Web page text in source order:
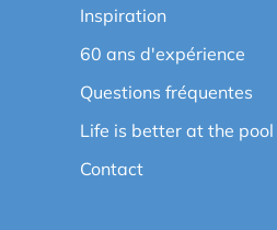
Inspiration
60 ans d'expérience
Questions fréquentes
Life is better at the pool
Contact